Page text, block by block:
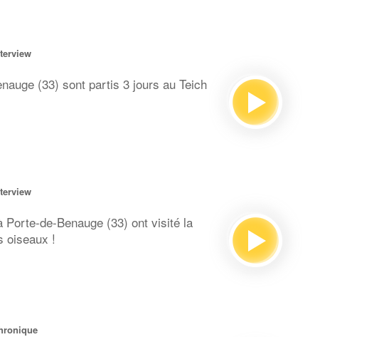
(33) sont partis 3 jours au Teich
de-Benauge (33) ont visité la
oiseaux !